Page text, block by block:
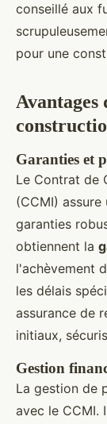
conseillé aux
pour une
Garanties et
Le Contrat de
(CCMI) assure
garanties
obtiennent la
l'achèvement
les délais
assurance de
initiaux,
Gestion
La gestion de
avec le CCMI.